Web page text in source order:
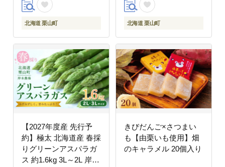
北海道 栗山町 北海道 栗山町
【2027年度産 先行予
約】極太 北海道産 春採
りグリーンアスパラガ
ス 約1.6kg 3L～2L 岸本
きびだんご×さつまい
も【由栗いも使用】畑
のキャラメル 20個入り